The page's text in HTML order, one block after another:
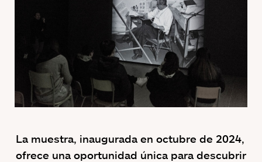
La muestra, inaugurada en octubre de 2024,
ofrece una oportunidad única para descubrir